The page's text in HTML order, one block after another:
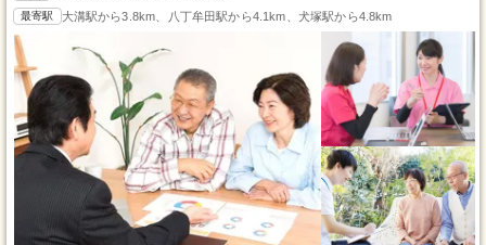
最寄駅 大溝駅から3.8km、八丁牟田駅から4.1km、犬塚駅から4.8km